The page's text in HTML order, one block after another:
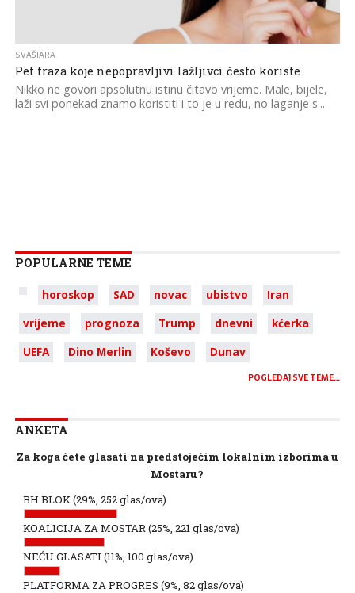
SVAŠTARA
Pet fraza koje nepopravljivi lažljivci često koriste
Nikko ne govori apsolutnu istinu čitavo vrijeme. Male, bijele,
laži svi ponekad znamo koristiti i to je u redu, no laganje s...
POPULARNE TEME
horoskop SAD novac ubistvo
Iran
vrijeme
prognoza Trump dnevni
kćerka
UEFA
Dino Merlin Koševo Dunav
POGLEDAJ SVE TEME…
ANKETA
Za koga ćete glasati na predstojećim lokalnim izborima u
Mostaru?
BH BLOK(29%, 252 glas/ova)
KOALICIJA ZA MOSTAR(25%, 221 glas/ova)
NEĆU GLASATI (11%, 100 glas/ova)
PLATFORMA ZA PROGRES (9%, 82 glas/ova)